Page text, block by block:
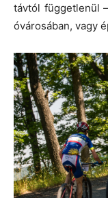
távtól függetlenül
óvárosában, vagy